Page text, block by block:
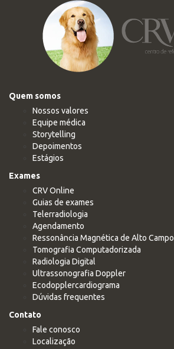
Quem somos
Nossos valores
Equipe médica
Storytelling
Depoimentos
Estágios
Exames
CRV Online
Guias de exames
Telerradiologia
Agendamento
Ressonância Magnética de Alto Campo
Tomografia Computadorizada
Radiologia Digital
Ultrassonografia Doppler
Ecodopplercardiograma
Dúvidas frequentes
Contato
Fale conosco
Localização